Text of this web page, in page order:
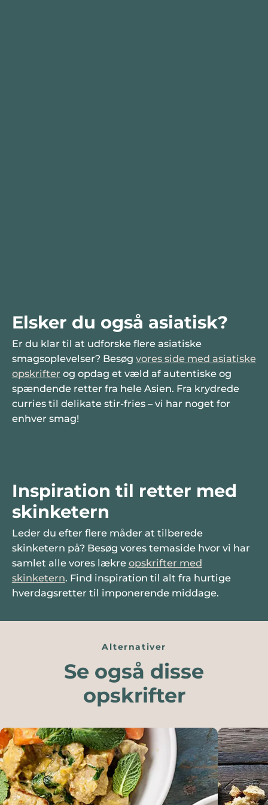
Elsker du også asiatisk?
Er du klar til at udforske flere asiatiske
smagsoplevelser? Besøg vores side med asiatiske
opskrifter og opdag et væld af autentiske og
spændende retter fra hele Asien. Fra krydrede
curries til delikate stir-fries – vi har noget for
enhver smag!
Inspiration til retter med
skinketern
Leder du efter flere måder at tilberede
skinketern på? Besøg vores temaside hvor vi har
samlet alle vores lækre opskrifter med
skinketern. Find inspiration til alt fra hurtige
hverdagsretter til imponerende middage.
Alternativer
Se også disse
opskrifter